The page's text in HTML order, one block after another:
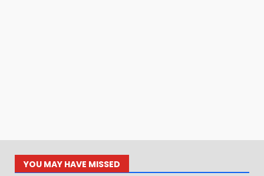
YOU MAY HAVE MISSED